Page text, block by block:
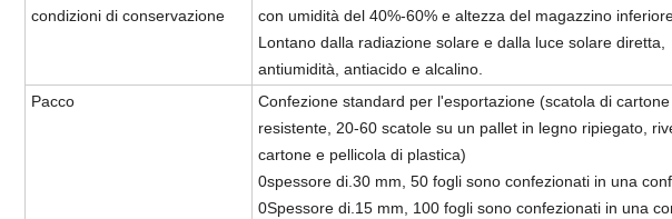
condizioni di conservazione
con umidità del 40%-60% e altezza del magazzino
Lontano dalla radiazione solare e dalla luce solare diretta,
antiumidità, antiacido e alcalino.
Pacco
Confezione standard per l'esportazione (scatola di cartone
resistente, 20-60 scatole su un pallet in legno ripiegato,
cartone e pellicola di plastica)
0spessore di.30 mm, 50 fogli sono confezionati in una
0Spessore di.15 mm, 100 fogli sono confezionati in una